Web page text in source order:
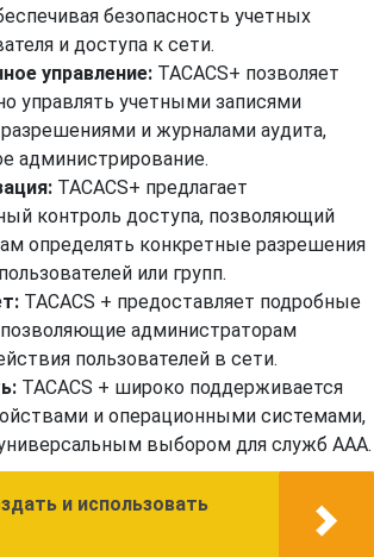
безопасность учетных
и доступа к сети.
управление: TACACS+ позволяет
управлять учетными записями
разрешениями и журналами аудита,
администрирование.
TACACS+ предлагает
контроль доступа, позволяющий
определять конкретные разрешения
или групп.
TACACS + предоставляет подробные
администраторам
пользователей в сети.
TACACS + широко поддерживается
и операционными системами,
выбором для служб AAA.
и использовать